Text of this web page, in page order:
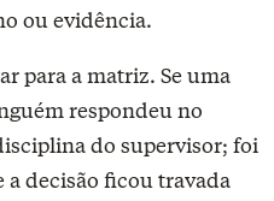
ou evidência.
para a matriz. Se uma
respondeu no
do supervisor; foi
a decisão ficou travada